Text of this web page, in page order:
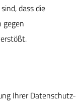
dass die
gegen
Ihrer Datenschutz-